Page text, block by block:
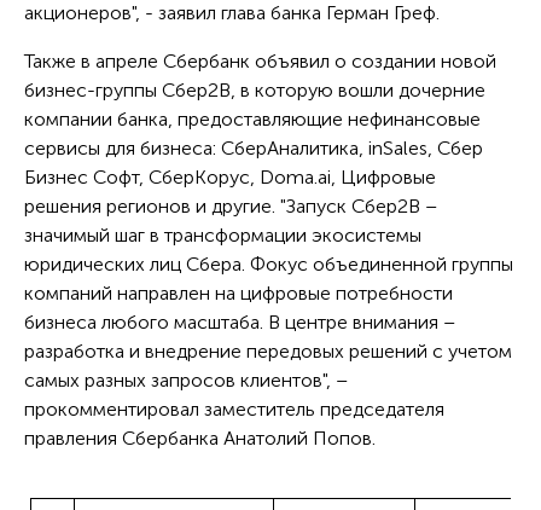
акционеров", - заявил глава банка Герман Греф.
Также в апреле Сбербанк объявил о создании новой
бизнес-группы Сбер2В, в которую вошли дочерние
компании банка, предоставляющие нефинансовые
сервисы для бизнеса: СберАналитика, inSales, Сбер
Бизнес Софт, СберКорус, Doma.ai, Цифровые
решения регионов и другие. "Запуск Сбер2В –
значимый шаг в трансформации экосистемы
юридических лиц Сбера. Фокус объединенной группы
компаний направлен на цифровые потребности
бизнеса любого масштаба. В центре внимания –
разработка и внедрение передовых решений с учетом
самых разных запросов клиентов", –
прокомментировал заместитель председателя
правления Сбербанка Анатолий Попов.